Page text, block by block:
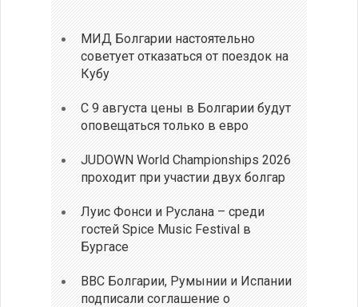
МИД Болгарии настоятельно
советует отказаться от поездок на
Кубу
С 9 августа цены в Болгарии будут
оповещаться только в евро
JUDOWN World Championships 2026
проходит при участии двух болгар
Луис Фонси и Руслана – среди
гостей Spice Music Festival в
Бургасе
ВВС Болгарии, Румынии и Испании
подписали соглашение о